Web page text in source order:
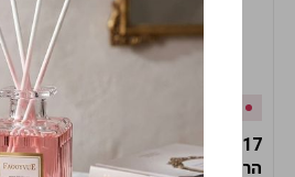
19617-2/17-אגרטל
הרמס 19ס"מ -לבן נקי
19ס"מ -לבן מנוקד